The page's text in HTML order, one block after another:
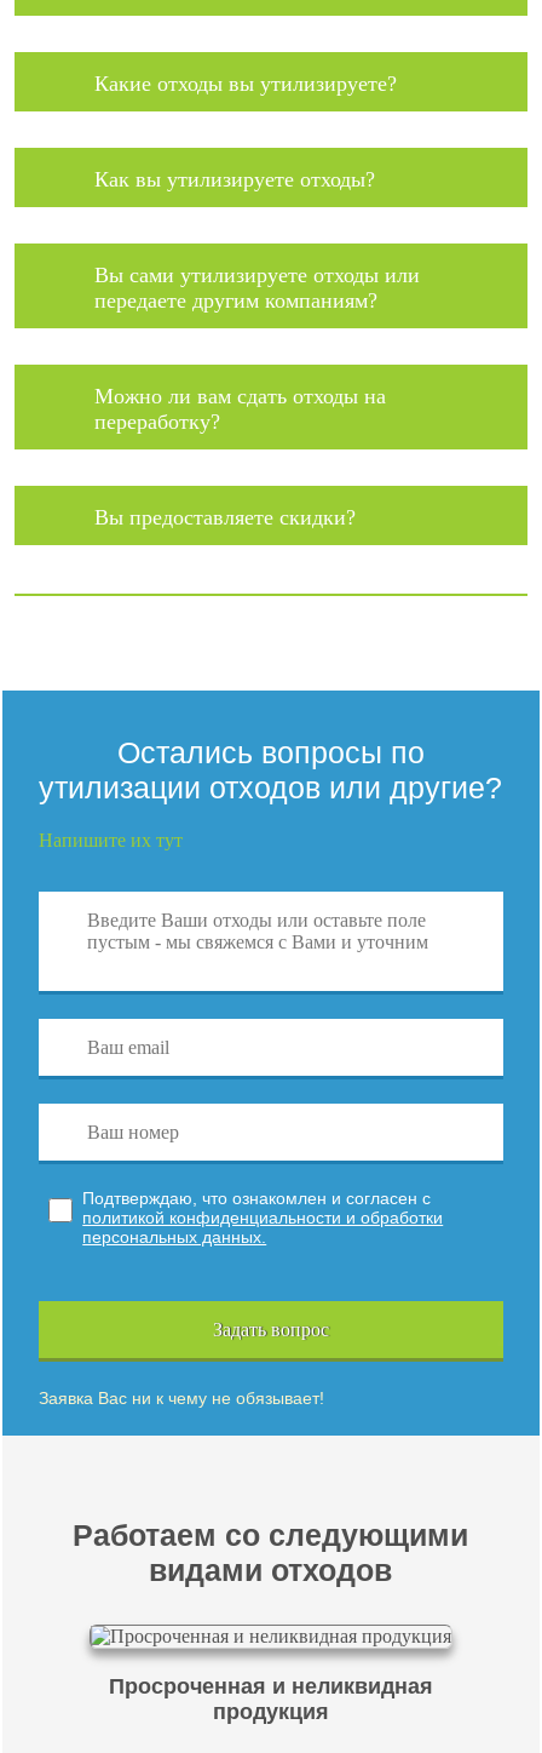
Какие отходы вы утилизируете?
Как вы утилизируете отходы?
Вы сами утилизируете отходы или
передаете другим компаниям?
Можно ли вам сдать отходы на
переработку?
Вы предоставляете скидки?
Остались вопросы по
утилизации отходов или другие?
Напишите их тут
Подтверждаю, что ознакомлен и согласен с
политикой конфиденциальности и обработки
персональных данных.
Задать вопрос
Заявка Вас ни к чему не обязывает!
Работаем со следующими
видами отходов
Просроченная и неликвидная
продукция